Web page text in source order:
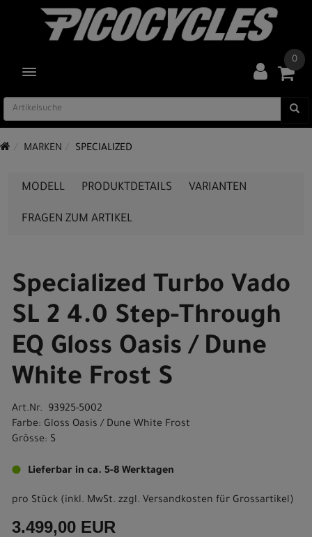
TOGGLE NAVIGATION
0
MARKEN SPECIALIZED
MODELL PRODUKTDETAILS VARIANTEN
FRAGEN ZUM ARTIKEL
Specialized Turbo Vado
SL 2 4.0 Step-Through
EQ Gloss Oasis / Dune
White Frost S
Art.Nr. 93925-5002
Farbe: Gloss Oasis / Dune White Frost
Grösse: S
Lieferbar in ca. 5-8 Werktagen
pro Stück (inkl. MwSt. zzgl. Versandkosten für Grossartikel)
3.499,00 EUR